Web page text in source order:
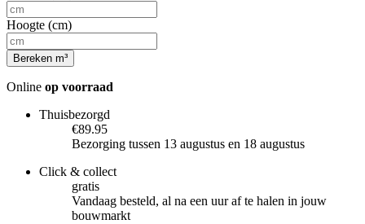
Hoogte (cm)
Bereken m³
Online op voorraad
Thuisbezorgd
€89.95
Bezorging tussen 13 augustus en 18 augustus
Click & collect
gratis
Vandaag besteld, al na een uur af te halen in jouw
bouwmarkt